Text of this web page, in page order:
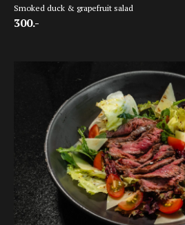
Smoked duck & grapefruit salad
300.-